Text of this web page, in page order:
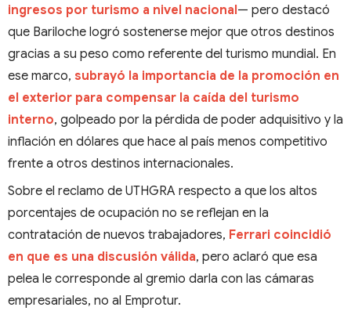
ingresos por turismo a nivel nacional— pero destacó
que Bariloche logró sostenerse mejor que otros destinos
gracias a su peso como referente del turismo mundial. En
ese marco, subrayó la importancia de la promoción en
el exterior para compensar la caída del turismo
interno, golpeado por la pérdida de poder adquisitivo y la
inflación en dólares que hace al país menos competitivo
frente a otros destinos internacionales.
Sobre el reclamo de UTHGRA respecto a que los altos
porcentajes de ocupación no se reflejan en la
contratación de nuevos trabajadores, Ferrari coincidió
en que es una discusión válida, pero aclaró que esa
pelea le corresponde al gremio darla con las cámaras
empresariales, no al Emprotur.